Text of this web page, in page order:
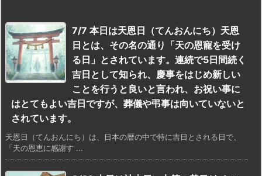
7/7 本日は天恩日（てんおんにち）天恩
日とは、その名の通り「天の恩寵を受け
る日」とされています。連続で5日間続く
吉日として知られ、慶事をはじめ新しい
ことを行うと良いと言われ、お祝い事に
はとてもよい吉日ですが、葬儀や弔事は向いていないと
されています。
天恩日（てんおんにち）は、日本の暦の中で特に吉日とされる日で、
「天の恩恵に感謝す ...